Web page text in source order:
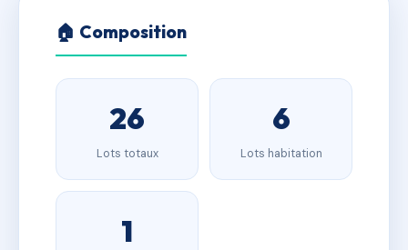
🏠 Composition
26
Lots totaux
6
Lots habitation
1